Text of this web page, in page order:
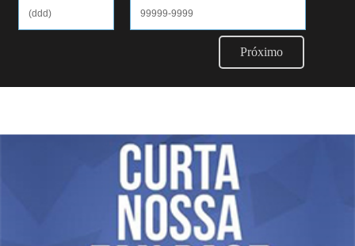
Próximo